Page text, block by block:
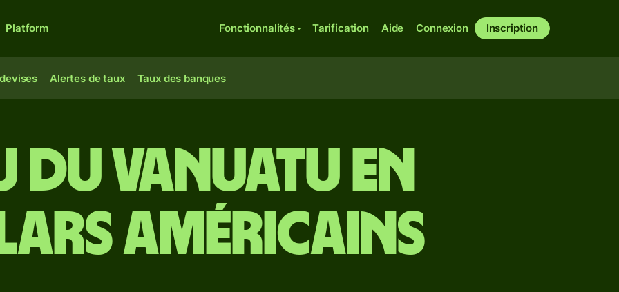
Platform Fonctionnalités Tarification Aide Connexion Inscription
Alertes de taux Taux des banques
du Vanuatu en
américains